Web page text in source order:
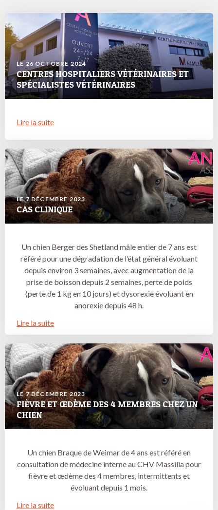
LE 26 OCTOBRE 2024
CENTRES HOSPITALIERS VÉTÉRINAIRES ET
SPÉCIALISTES VÉTÉRINAIRES
Lire la suite
LE 7 DÉCEMBRE 2023
CAS CLINIQUE
Un chien Berger des Shetland mâle entier de 7 ans est
référé pour une dégradation de l’état général évoluant
depuis environ 3 semaines, avec augmentation de la
prise de boisson depuis 2 semaines, perte de poids
(perte de 1 kg en 10 jours) et dysorexie évoluant en
anorexie depuis 48 h.
Lire la suite
LE 7 DÉCEMBRE 2023
FIÈVRE ET ŒDÈME DES 4 MEMBRES CHEZ UN
CHIEN
Un chien Braque de Weimar de 4 ans est référé en
consultation de médecine interne au CHV Massilia pour
fièvre et œdème des 4 membres, intermittents et
évoluant depuis 1 mois.
Lire la suite